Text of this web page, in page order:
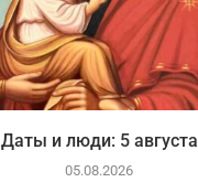
Даты и люди: 5 августа
05.08.2026